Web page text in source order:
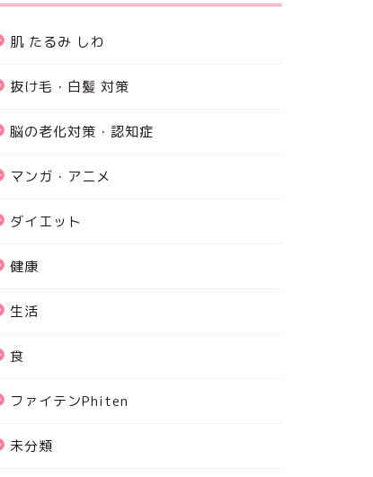
肌 たるみ しわ
抜け毛・白髪 対策
脳の老化対策・認知症
マンガ・アニメ
ダイエット
健康
生活
食
ファイテンPhiten
未分類